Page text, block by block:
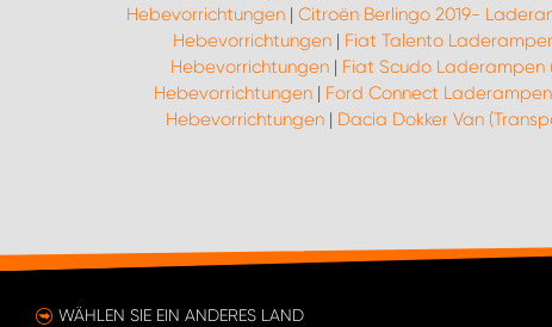
Hebevorrichtungen | Citroën Berlingo 2019-
Hebevorrichtungen | Fiat Talento
Hebevorrichtungen| Fiat Scudo Laderampen
Hebevorrichtungen | Ford Connect
Hebevorrichtungen| Dacia Dokker Van
WÄHLEN SIE EIN ANDERES LAND